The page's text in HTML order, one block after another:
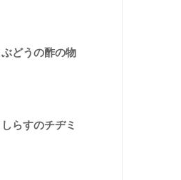
どうの酢の物
らすのチヂミ